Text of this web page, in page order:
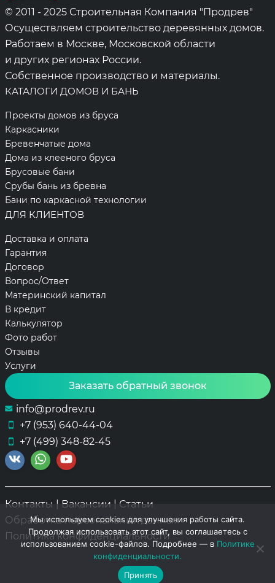
© 2011 - 2025 Строительная Компания "Продрев"
Осуществляем строительство деревянных домов.
Работаем в Москве, Московской области
и других регионах России.
Собственное производство и материалы.
КАТАЛОГИ ДОМОВ И БАНЬ
Проекты домов из бруса
Каркасники
Бревенчатые дома
Дома из клееного бруса
Брусовые бани
Срубы бань из бревна
Бани по каркасной технологии
ДЛЯ КЛИЕНТОВ
Доставка и оплата
Гарантия
Договор
Вопрос/Ответ
Материнский капитал
В кредит
Калькулятор
Фото работ
Отзывы
Услуги
Заказать обратный звонок
info@prodrev.ru
+7 (953) 640-44-04
+7 (499) 348-82-45
Контакты | Вакансии | Статьи
Обработка персональных данных
Политика конфиденциальности
Мы используем cookies для улучшения работы сайта.
Продолжая использовать этот сайт, вы соглашаетесь с
использованием cookie-файлов. Подробнее — в Политике
конфиденциальности.
Принять